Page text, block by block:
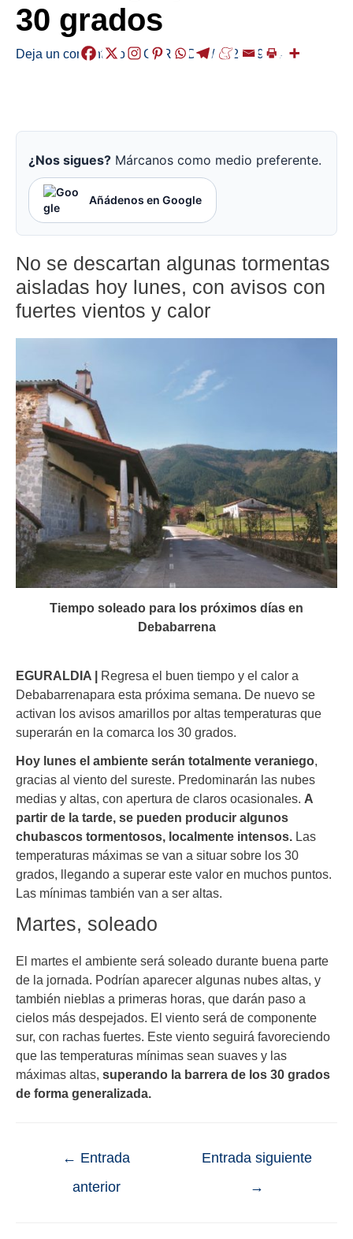
30 grados
Deja un comentario /EGURALDIA/ 2023-09-04
¿Nos sigues? Márcanos como medio preferente.
Añádenos en Google
No se descartan algunas tormentas
aisladas hoy lunes, con avisos con
fuertes vientos y calor
Tiempo soleado para los próximos días en
Debabarrena
EGURALDIA | Regresa el buen tiempo y el calor a
Debabarrenapara esta próxima semana. De nuevo se
activan los avisos amarillos por altas temperaturas que
superarán en la comarca los 30 grados.
Hoy lunes el ambiente serán totalmente veraniego,
gracias al viento del sureste. Predominarán las nubes
medias y altas, con apertura de claros ocasionales. A
partir de la tarde, se pueden producir algunos
chubascos tormentosos, localmente intensos. Las
temperaturas máximas se van a situar sobre los 30
grados, llegando a superar este valor en muchos puntos.
Las mínimas también van a ser altas.
Martes, soleado
El martes el ambiente será soleado durante buena parte
de la jornada. Podrían aparecer algunas nubes altas, y
también nieblas a primeras horas, que darán paso a
cielos más despejados. El viento será de componente
sur, con rachas fuertes. Este viento seguirá favoreciendo
que las temperaturas mínimas sean suaves y las
máximas altas, superando la barrera de los 30 grados
de forma generalizada.
← Entrada
anterior
Entrada siguiente
→